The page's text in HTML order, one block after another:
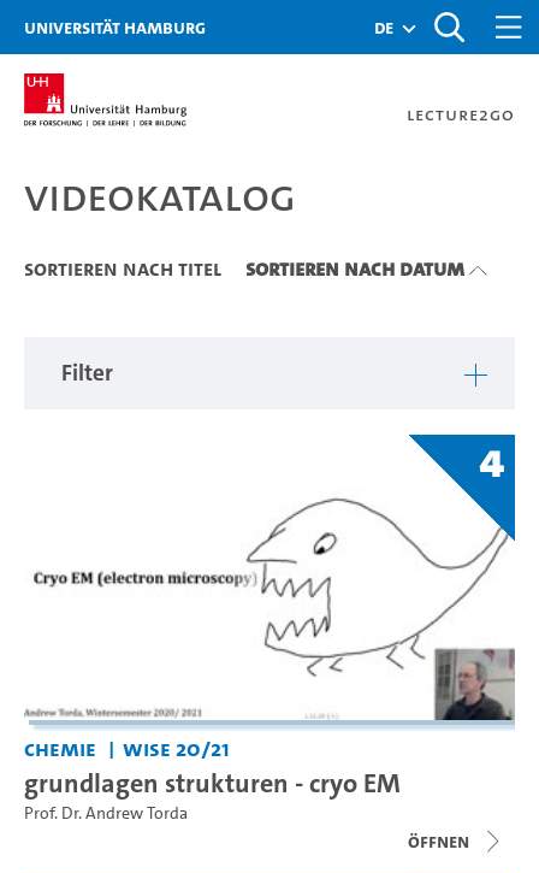
Zu den Filtern
Zur Metanavigation
Zur Hauptnavigation
Zur Suche
Zum Inhalt
Zum Seitenfuss
Universität Hamburg de
Lecture2Go
Videokatalog
Videokatalog
Sortieren nach Titel Sortieren nach Datum
Filter
4
Chemie WiSe 20/21
grundlagen strukturen - cryo EM
Prof. Dr. Andrew Torda
Öffnen